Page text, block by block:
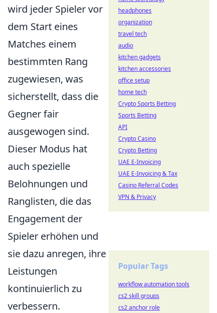
wird jeder Spieler vor
dem Start eines
Matches einem
bestimmten Rang
zugewiesen, was
sicherstellt, dass die
Gegner fair
ausgewogen sind.
Dieser Modus hat
auch spezielle
Belohnungen und
Ranglisten, die das
Engagement der
Spieler erhöhen und
sie dazu anregen, ihre
Leistungen
kontinuierlich zu
verbessern.
headphones
organization
travel tech
audio
kitchen gadgets
kitchen accessories
office setup
home tech
Crypto Sports Betting
Sports Betting
API
Crypto Casino
Crypto Betting
UAE E-Invoicing
UAE E-Invoicing & Tax
Casino Referral Codes
VPN & Privacy
Popular Tags
workflow automation tools
cs2 skill groups
cs2 anchor role